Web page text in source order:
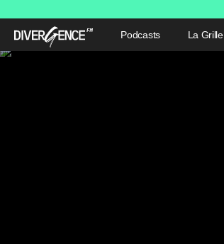
Podcasts La Grille